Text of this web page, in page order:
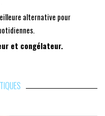
alternative pour
et congélateur.